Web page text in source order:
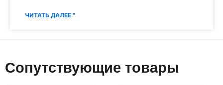
ЧИТАТЬ ДАЛЕЕ "
Сопутствующие товары